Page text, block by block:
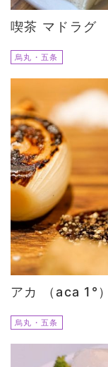
喫茶 マドラグ
烏丸・五条
アカ （aca 1°）
烏丸・五条